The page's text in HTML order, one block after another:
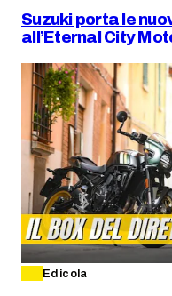
Suzuki porta le
all’Eternal City
Edicola